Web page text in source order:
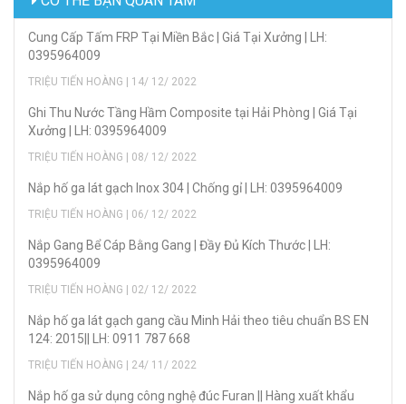
Cung Cấp Tấm FRP Tại Miền Bắc | Giá Tại Xưởng | LH:
0395964009
TRIỆU TIẾN HOÀNG | 14/ 12/ 2022
Ghi Thu Nước Tầng Hầm Composite tại Hải Phòng | Giá Tại
Xưởng | LH: 0395964009
TRIỆU TIẾN HOÀNG | 08/ 12/ 2022
Nắp hố ga lát gạch Inox 304 | Chống gỉ | LH: 0395964009
TRIỆU TIẾN HOÀNG | 06/ 12/ 2022
Nắp Gang Bể Cáp Bằng Gang | Đầy Đủ Kích Thước | LH:
0395964009
TRIỆU TIẾN HOÀNG | 02/ 12/ 2022
Nắp hố ga lát gạch gang cầu Minh Hải theo tiêu chuẩn BS EN
124: 2015|| LH: 0911 787 668
TRIỆU TIẾN HOÀNG | 24/ 11/ 2022
Nắp hố ga sử dụng công nghệ đúc Furan || Hàng xuất khẩu